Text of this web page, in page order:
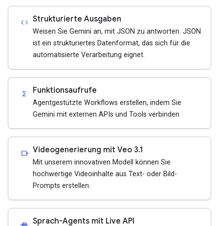
code Strukturierte Ausgaben
Weisen Sie Gemini an, mit JSON zu antworten. JSON
ist ein strukturiertes Datenformat, das sich für die
automatisierte Verarbeitung eignet.
functions Funktionsaufrufe
Agentgestützte Workflows erstellen, indem Sie
Gemini mit externen APIs und Tools verbinden
videocam Videogenerierung mit Veo 3.1
Mit unserem innovativen Modell können Sie
hochwertige Videoinhalte aus Text- oder Bild-
Prompts erstellen.
Sprach-Agents mit Live API